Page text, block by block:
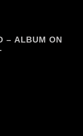
– ALBUM ON